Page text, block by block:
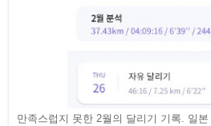
만족스럽지 못한 2월의 달리기 기록. 일